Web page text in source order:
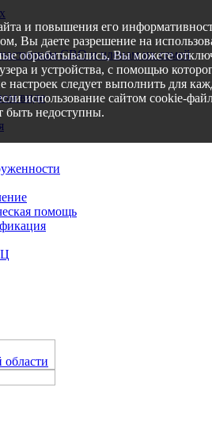
СВО и членам их семей
виде
помощь
и повышения его
Вы даете разрешение на
обрабатывались, Вы можете
и устройства, с помощью
настроек следует выполнить для
использование сайтом cookie-
быть недоступны.